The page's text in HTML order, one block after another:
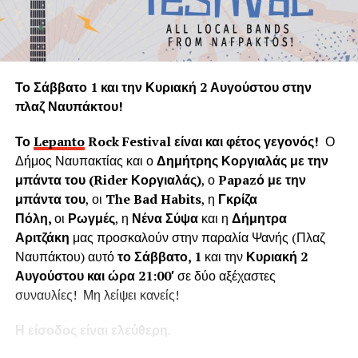
πολύτιμο και είναι αναντικατάστατη μονάδα του φυσικού
πνεύμονα της Γης.
Η «Εφορεία Αρχαιοτήτων Αιτωλοακαρνανίας και
Λευκάδας» υποστηρίζει ψευδώς ότι τα δέντρα που
κόπηκαν δημιουργούσαν προβλήματα στο τείχος του
ενετικού κάστρου. Όμως τα δέντρα του κάστρου
προέρχονται από τις δεντροφυτεύσεις που έγιναν
νομίμως από το 1914 έως το 1939 (έγκριση από το
Υπουργείο Εσωτερικών και κατόπιν από το Υπουργείο
Γεωργίας υπό την γραμματεία του Ιωάννη Μπρικόλα) και
βρίσκονται σε απόσταση ασφαλείας από τα τείχη.
Συνεπώς πολλά από τα δέντρα έχουν ηλικία άνω των 100
ετών χωρίς να έχει αναφερθεί κάποιο πρόβλημα στη
στατικότητα των τειχών που να οφείλεται στην πλήρη
ανάπτυξη του ριζικού συστήματος. Το Δασαρχείο
Ναυπάκτου βεβαιώνει ότι δεν υπάρχει σχετική μελέτη ούτε
Το Σάββατο 1 και την Κυριακή 2 Αυγούστου στην
πλαζ Ναυπάκτου!
ΤοLepantoRockFestivalείναι και φέτος γεγονός! Ο
Δήμος Ναυπακτίας και οΔημήτρης Κοργιαλάς με την
μπάντα του (RiderΚοργιαλάς), οPapazό με την
μπάντα του, οι The Bad Habits, η Γκρίζα
Πόλη,οι Ρωγμές, η Νένα Σύψακαι η Δήμητρα
Αριτζάκη μας προσκαλούν στην παραλία Ψανής (Πλαζ
Ναυπάκτου) αυτότο Σάββατο, 1 και τηνΚυριακή 2
Αυγούστου και ώρα 21:00′σε δύο αξέχαστες
συναυλίες! Μη λείψει κανείς!
Η είσοδος είναι ελεύθερη.